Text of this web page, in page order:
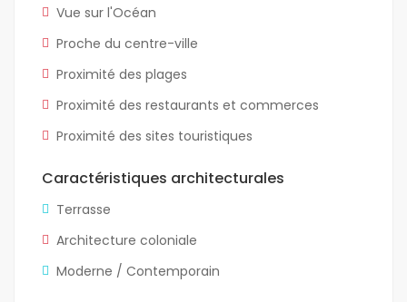
Vue sur l'Océan
Proche du centre-ville
Proximité des plages
Proximité des restaurants et commerces
Proximité des sites touristiques
Caractéristiques architecturales
Terrasse
Architecture coloniale
Moderne / Contemporain